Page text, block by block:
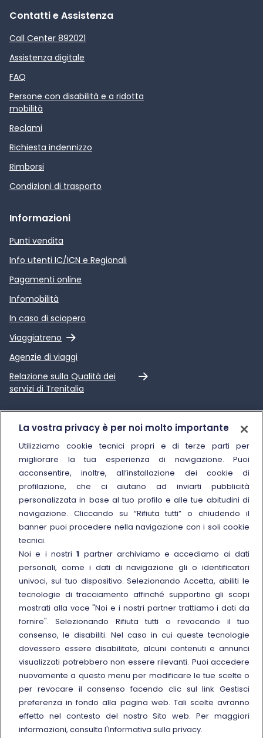
Contatti e Assistenza
Call Center 892021
Assistenza digitale
FAQ
Persone con disabilità e a ridotta
mobilità
Reclami
Richiesta indennizzo
Rimborsi
Condizioni di trasporto
Informazioni
Punti vendita
Info utenti IC/ICN e Regionali
Pagamenti online
Infomobilità
In caso di sciopero
Viaggiatreno
Link esterno
Agenzie di viaggi
Relazione sulla Qualità dei
servizi di Trenitalia
Link esterno
Chi siamo
Sostenibilità
Trenitalia for Business
Manuale di Conservazione
Link esterno
Carriere
Link esterno
La Freccia Mag
Link esterno
Noleggia un treno charter
Viaggi di gruppo
Seguici sui social
© Gruppo FS Italiane 2025
Note legali
Protezione dati personali
Accessibilità
Informativa sui cookies
Gestisci preferenza
La vostra privacy è per noi molto importante
Utilizziamo cookie tecnici propri e di terze parti per
migliorare la tua esperienza di navigazione. Puoi
acconsentire, inoltre, all’installazione dei cookie di
profilazione, che ci aiutano ad inviarti pubblicità
personalizzata in base al tuo profilo e alle tue abitudini di
navigazione. Cliccando su “Rifiuta tutti” o chiudendo il
banner puoi procedere nella navigazione con i soli cookie
tecnici.
Noi e i nostri1 partner archiviamo e accediamo ai dati
personali, come i dati di navigazione gli o identificatori
univoci, sul tuo dispositivo. Selezionando Accetta, abiliti le
tecnologie di tracciamento affinché supportino gli scopi
mostrati alla voce "Noi e i nostri partner trattiamo i dati da
fornire". Selezionando Rifiuta tutti o revocando il tuo
consenso, le disabiliti. Nel caso in cui queste tecnologie
dovessero essere disabilitate, alcuni contenuti e annunci
visualizzati potrebbero non essere rilevanti. Puoi accedere
nuovamente a questo menu per modificare le tue scelte o
per revocare il consenso facendo clic sul link Gestisci
preferenza in fondo alla pagina web. Tali scelte avranno
effetto nel contesto del nostro Sito web. Per maggiori
informazioni, consulta l'Informativa sulla privacy.